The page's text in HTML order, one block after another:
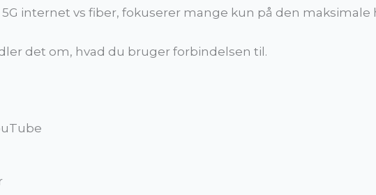
internet vs fiber, fokuserer mange kun på den maksimale
det om, hvad du bruger forbindelsen til.